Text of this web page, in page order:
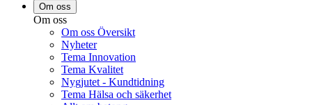
Om oss
Om oss
Om oss Översikt
Nyheter
Tema Innovation
Tema Kvalitet
Nygjutet - Kundtidning
Tema Hälsa och säkerhet